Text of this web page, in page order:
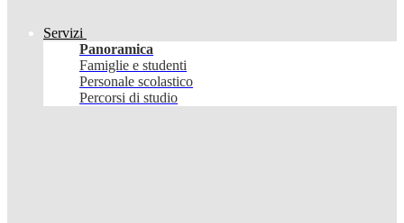
Servizi
Panoramica
Famiglie e studenti
Personale scolastico
Percorsi di studio